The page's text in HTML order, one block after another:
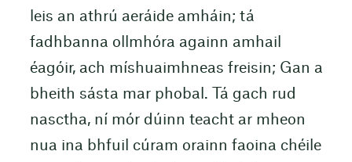
leis an athrú aeráide amháin; tá
fadhbanna ollmhóra againn amhail
éagóir, ach míshuaimhneas freisin; Gan a
bheith sásta mar phobal. Tá gach rud
nasctha, ní mór dúinn teacht ar mheon
nua ina bhfuil cúram orainn faoina chéile